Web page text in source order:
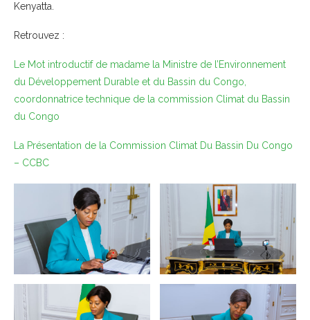
Kenyatta.
Retrouvez :
Le Mot introductif de madame la Ministre de l’Environnement
du Développement Durable et du Bassin du Congo,
coordonnatrice technique de la commission Climat du Bassin
du Congo
La Présentation de la Commission Climat Du Bassin Du Congo
– CCBC